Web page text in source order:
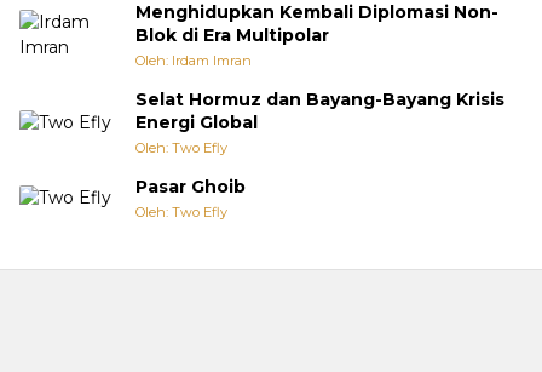
Menghidupkan Kembali Diplomasi Non-
Blok di Era Multipolar
Oleh: Irdam Imran
Selat Hormuz dan Bayang-Bayang Krisis
Energi Global
Oleh: Two Efly
Pasar Ghoib
Oleh: Two Efly